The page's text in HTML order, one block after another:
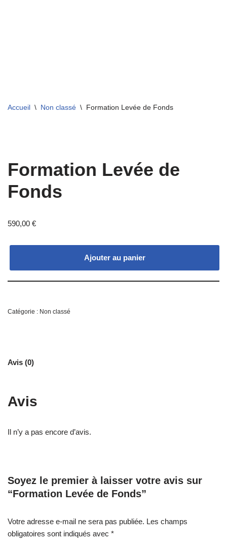
Accueil \ Non classé \ Formation Levée de Fonds
Formation Levée de
Fonds
590,00 €
Ajouter au panier
Catégorie : Non classé
Avis (0)
Avis
Il n’y a pas encore d’avis.
Soyez le premier à laisser votre avis sur
“Formation Levée de Fonds”
Votre adresse e-mail ne sera pas publiée. Les champs
obligatoires sont indiqués avec *